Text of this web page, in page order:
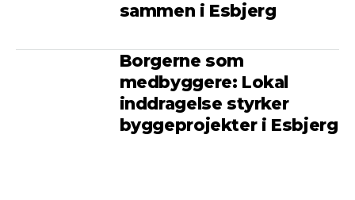
sammen i Esbjerg
Borgerne som
medbyggere: Lokal
inddragelse styrker
byggeprojekter i Esbjerg